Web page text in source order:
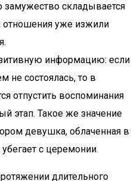
замужество складывается
отношения уже изжили
информацию: если
состоялась, то в
отпустить воспоминания
этап. Такое же значение
девушка, облаченная в
с церемонии.
длительного